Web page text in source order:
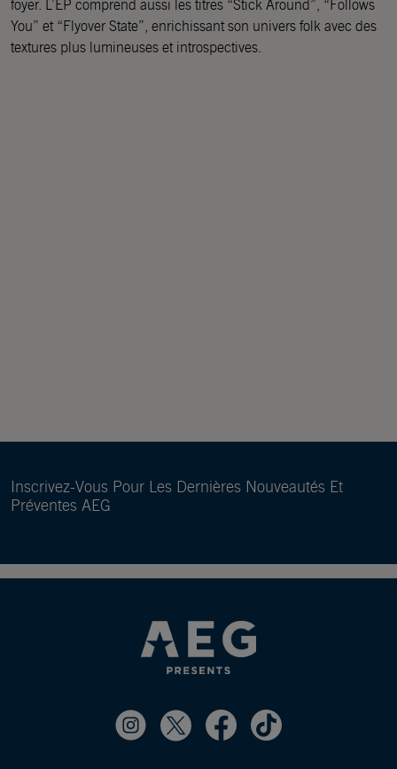
foyer. L’EP comprend aussi les titres “Stick Around”, “Follows
You” et “Flyover State”, enrichissant son univers folk avec des
textures plus lumineuses et introspectives.
Inscrivez-Vous Pour Les Dernières Nouveautés Et
Préventes AEG